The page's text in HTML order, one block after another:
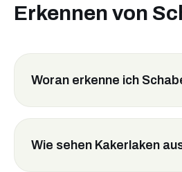
Erkennen von
Woran erkenne ich
Wie sehen Kakerlaken